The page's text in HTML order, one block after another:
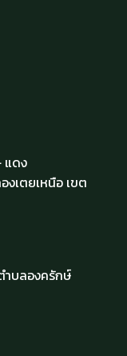
แดง
เตยเหนือ เขต
ำบลองครักษ์